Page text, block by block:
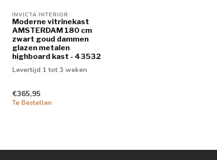
INVICTA INTERIOR
Moderne vitrinekast
AMSTERDAM 180 cm
zwart goud dammen
glazen metalen
highboard kast - 43532
Levertijd 1 tot 3 weken
€365,95
Te Bestellen